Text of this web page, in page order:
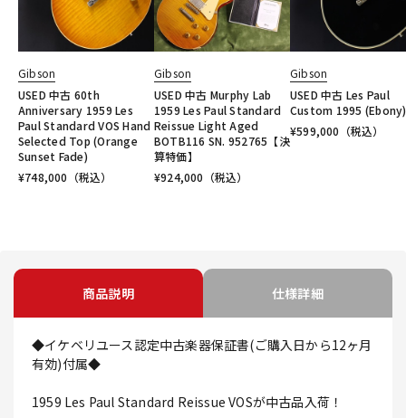
Gibson
USED 中古 60th
Anniversary 1959 Les
Paul Standard VOS Hand
Selected Top (Orange
Sunset Fade)
¥748,000 （税込）
Gibson
USED 中古 Murphy Lab
1959 Les Paul Standard
Reissue Light Aged
BOTB116 SN. 952765【決
算特価】
¥924,000 （税込）
Gibson
USED 中古 Les Paul
Custom 1995 (Ebony)
¥599,000 （税込）
商品説明 仕様詳細
◆イケベリユース認定中古楽器保証書(ご購入日から12ヶ月
有効)付属◆
1959 Les Paul Standard Reissue VOSが中古品入荷！